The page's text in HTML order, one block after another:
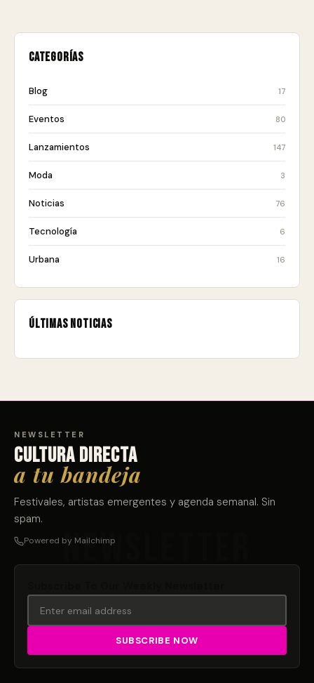
Categorías
Blog 17
Eventos 80
Lanzamientos 147
Moda 3
Noticias 76
Tecnología 6
Urbana 16
Últimas noticias
NEWSLETTER
Cultura directa
a tu bandeja
Festivales, artistas emergentes y agenda semanal. Sin
spam.
Powered by Mailchimp